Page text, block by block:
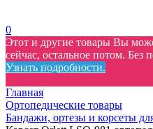
0
Этот и другие товары Вы
сейчас, остальное потом. Без
Узнать подробности.
Главная
Ортопедические товары
Бандажи, ортезы и корсеты